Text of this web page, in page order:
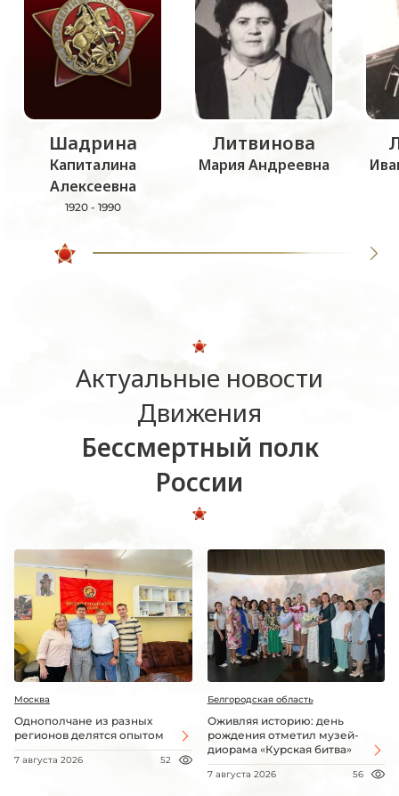
Шадрина
Капиталина
Алексеевна
1920 - 1990
Литвинова
Мария Андреевна
Актуальные новости
Движения
Бессмертный полк
России
Москва
Однополчане из разных
регионов делятся опытом
7 августа 2026 52
Белгородская область
Оживляя историю: день
рождения отметил музей-
диорама «Курская битва»
7 августа 2026 56